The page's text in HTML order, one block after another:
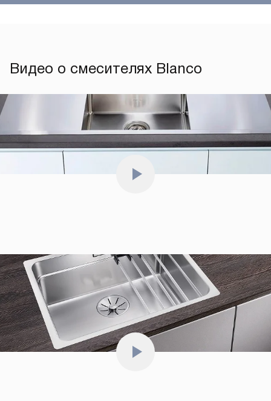
Видео о смесителях Blanco